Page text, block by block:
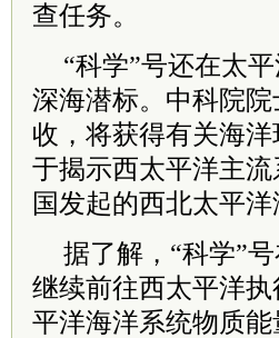
查任务。
“科学”号还在太
深海潜标。中科院
收，将获得有关海
于揭示西太平洋主
国发起的西北太平
据了解，“科学”
继续前往西太平洋
平洋海洋系统物质